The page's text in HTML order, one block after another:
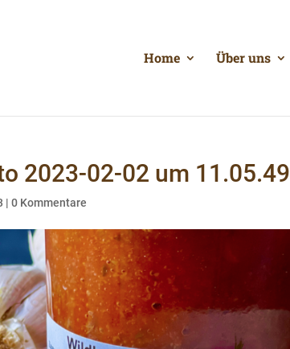
Home Über uns
2023-02-02 um 11.05.49
|0 Kommentare